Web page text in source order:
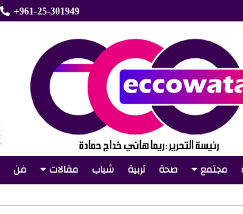
+961-25-301949
فن مقالات شباب تربية صحة مجتمع